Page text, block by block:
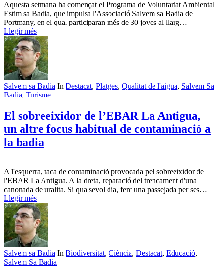
Aquesta setmana ha començat el Programa de Voluntariat Ambiental
Estim sa Badia, que impulsa l'Associació Salvem sa Badia de
Portmany, en el qual participaran més de 30 joves al llarg…
Llegir més
Salvem sa Badia In Destacat, Platges, Qualitat de l'aigua, Salvem Sa
Badia, Turisme
El sobreeixidor de l’EBAR La Antigua,
un altre focus habitual de contaminació a
la badia
A l'esquerra, taca de contaminació provocada pel sobreeixidor de
l'EBAR La Antigua. A la dreta, reparació del trencament d'una
canonada de uralita. Si qualsevol dia, fent una passejada per ses…
Llegir més
Salvem sa Badia In Biodiversitat, Ciència, Destacat, Educació,
Salvem Sa Badia